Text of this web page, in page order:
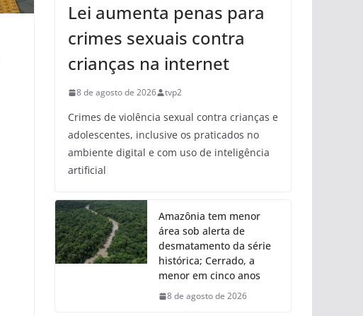
Lei aumenta penas para
crimes sexuais contra
crianças na internet
8 de agosto de 2026 tvp2
Crimes de violência sexual contra crianças e
adolescentes, inclusive os praticados no
ambiente digital e com uso de inteligência
artificial
Amazônia tem menor
área sob alerta de
desmatamento da série
histórica; Cerrado, a
menor em cinco anos
8 de agosto de 2026